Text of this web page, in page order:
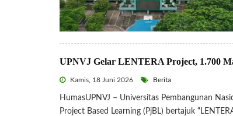
UPNVJ Gelar LENTERA Project, 1.700
Kamis, 18 Juni 2026 Berita
HumasUPNVJ – Universitas Pembangunan
Project Based Learning (PjBL) bertajuk